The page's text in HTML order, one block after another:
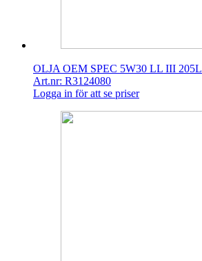
OLJA OEM SPEC 5W30 LL III 205L
Art.nr: R3124080
Logga in för att se priser